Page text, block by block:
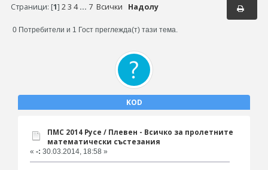
Страници: [1] 2 3 4 ... 7 Всички Надолу
0 Потребители и 1 Гост преглежда(т) тази тема.
KOD
ПМС 2014 Русе / Плевен - Всичко за пролетните
математически състезания
« -: 30.03.2014, 18:58 »